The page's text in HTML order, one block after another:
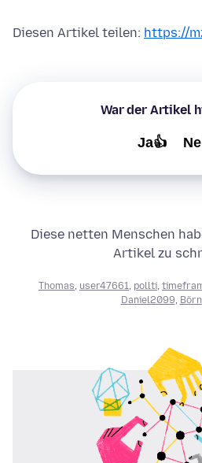
Diesen Artikel teilen: https://
War der Artikel
Ja👍
Diese netten Menschen
Artikel zu
Thomas user47661 pollti
Daniel2099